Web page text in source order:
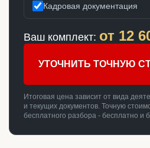
Кадровая документация
Ваш комплект: от 12
УТОЧНИТЬ ТОЧНУЮ
Итоговая цена зависит от вида
и текущих документов. Точную
бесплатного разбора - бесплатно и